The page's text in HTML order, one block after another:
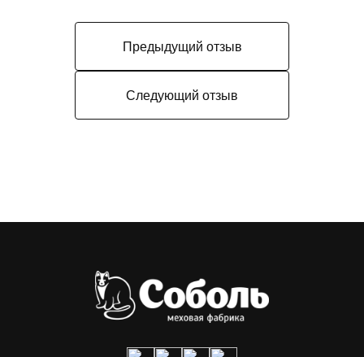
Предыдущий отзыв
Следующий отзыв